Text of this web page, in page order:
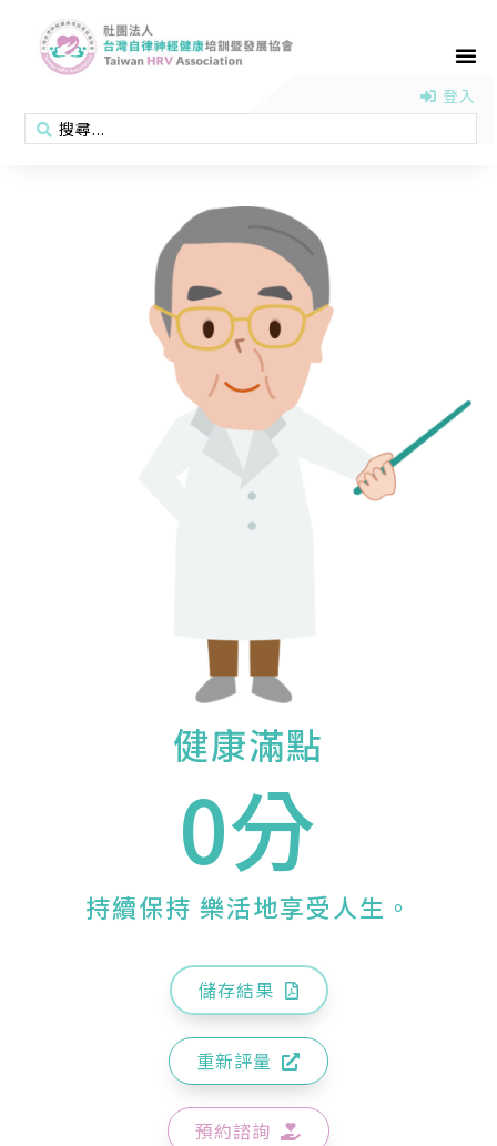
登入
健康滿點
0分
持續保持 樂活地享受人生。
儲存結果
重新評量
預約諮詢